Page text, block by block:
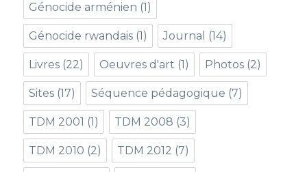
Génocide arménien (1)
Génocide rwandais (1) Journal (14)
Livres (22) Oeuvres d'art (1) Photos (2)
Sites (17) Séquence pédagogique (7)
TDM 2001 (1) TDM 2008 (3)
TDM 2010 (2) TDM 2012 (7)